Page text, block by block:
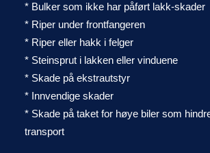
* Bulker som ikke har påført lakk-skader
* Riper under frontfangeren
* Riper eller hakk i felger
* Steinsprut i lakken eller vinduene
* Skade på ekstrautstyr
* Innvendige skader
* Skade på taket for høye biler som
transport